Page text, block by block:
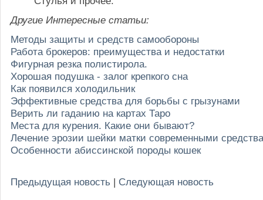
Другие Интересные статьи:
Методы защиты и средств самообороны
Работа брокеров: преимущества и недостатки
Фигурная резка полистирола.
Хорошая подушка - залог крепкого сна
Как появился холодильник
Эффективные средства для борьбы с грызунами
Верить ли гаданию на картах Таро
Места для курения. Какие они бывают?
Лечение эрозии шейки матки современными
Особенности абиссинской породы кошек
Предыдущая новость | Следующая новость